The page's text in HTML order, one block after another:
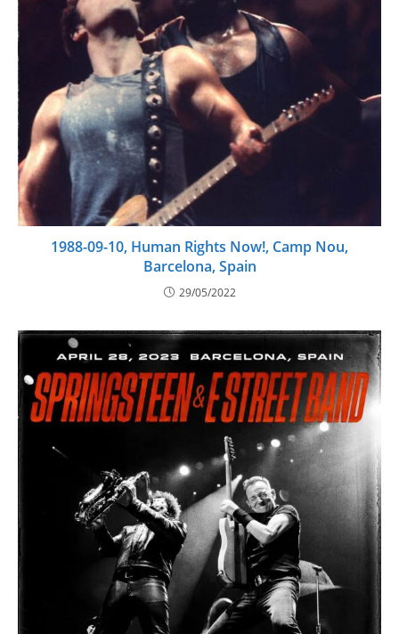
1988-09-10, Human Rights Now!, Camp Nou,
Barcelona, Spain
29/05/2022